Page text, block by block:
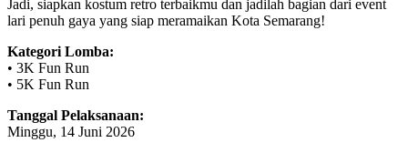
Jadi, siapkan kostum retro terbaikmu dan jadilah bagian dari event
lari penuh gaya yang siap meramaikan Kota Semarang!
Kategori Lomba:
• 3K Fun Run
• 5K Fun Run
Tanggal Pelaksanaan:
Minggu, 14 Juni 2026